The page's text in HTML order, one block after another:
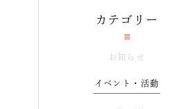
カテゴリー
お知らせ
イベント・活動